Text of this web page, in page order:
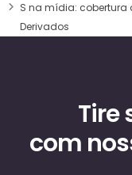
S na mídia: cobertura
Derivados
Tire
com